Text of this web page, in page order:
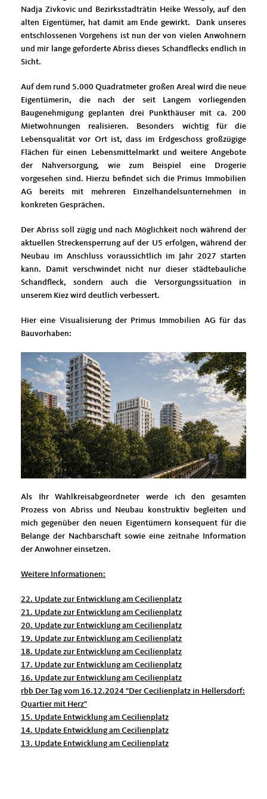
Nadja Zivkovic und Bezirksstadträtin Heike Wessoly, auf den
alten Eigentümer, hat damit am Ende gewirkt. Dank unseres
entschlossenen Vorgehens ist nun der von vielen Anwohnern
und mir lange geforderte Abriss dieses Schandflecks endlich in
Sicht.
Auf dem rund 5.000 Quadratmeter großen Areal wird die neue
Eigentümerin, die nach der seit Langem vorliegenden
Baugenehmigung geplanten drei Punkthäuser mit ca. 200
Mietwohnungen realisieren. Besonders wichtig für die
Lebensqualität vor Ort ist, dass im Erdgeschoss großzügige
Flächen für einen Lebensmittelmarkt und weitere Angebote
der Nahversorgung, wie zum Beispiel eine Drogerie
vorgesehen sind. Hierzu befindet sich die Primus Immobilien
AG bereits mit mehreren Einzelhandelsunternehmen in
konkreten Gesprächen.
Der Abriss soll zügig und nach Möglichkeit noch während der
aktuellen Streckensperrung auf der U5 erfolgen, während der
Neubau im Anschluss voraussichtlich im Jahr 2027 starten
kann. Damit verschwindet nicht nur dieser städtebauliche
Schandfleck, sondern auch die Versorgungssituation in
unserem Kiez wird deutlich verbessert.
Hier eine Visualisierung der Primus Immobilien AG für das
Bauvorhaben:
Als Ihr Wahlkreisabgeordneter werde ich den gesamten
Prozess von Abriss und Neubau konstruktiv begleiten und
mich gegenüber den neuen Eigentümern konsequent für die
Belange der Nachbarschaft sowie eine zeitnahe Information
der Anwohner einsetzen.
Weitere Informationen:
22. Update zur Entwicklung am Cecilienplatz
21. Update zur Entwicklung am Cecilienplatz
20. Update zur Entwicklung am Cecilienplatz
19. Update zur Entwicklung am Cecilienplatz
18. Update zur Entwicklung am Cecilienplatz
17. Update zur Entwicklung am Cecilienplatz
16. Update zur Entwicklung am Cecilienplatz
rbb Der Tag vom 16.12.2024 "Der Cecilienplatz in Hellersdorf:
Quartier mit Herz"
15. Update Entwicklung am Cecilienplatz
14. Update Entwicklung am Cecilienplatz
13. Update Entwicklung am Cecilienplatz